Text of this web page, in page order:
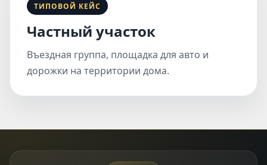
ТИПОВОЙ КЕЙС
Частный участок
Въездная группа, площадка для авто и
дорожки на территории дома.